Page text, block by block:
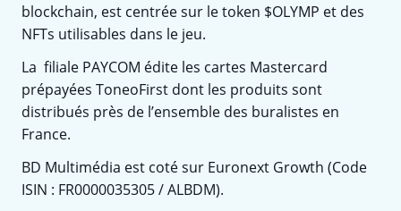
blockchain, est centrée sur le token $OLYMP et des
NFTs utilisables dans le jeu.
La filiale PAYCOM édite les cartes Mastercard
prépayées ToneoFirst dont les produits sont
distribués près de l’ensemble des buralistes en
France.
BD Multimédia est coté sur Euronext Growth (Code
ISIN : FR0000035305 / ALBDM).